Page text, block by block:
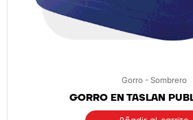
Gorro - Sombrero
GORRO EN TASLAN